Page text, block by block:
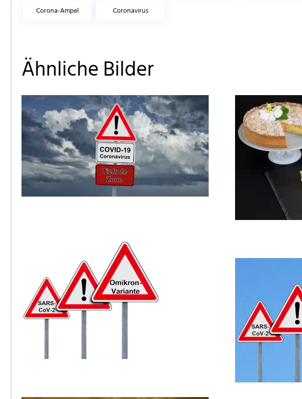
Corona-Ampel Coronavirus
Ähnliche Bilder
ThommyWeiss
ThommyWeiss
ThommyWeiss
ThommyWeiss